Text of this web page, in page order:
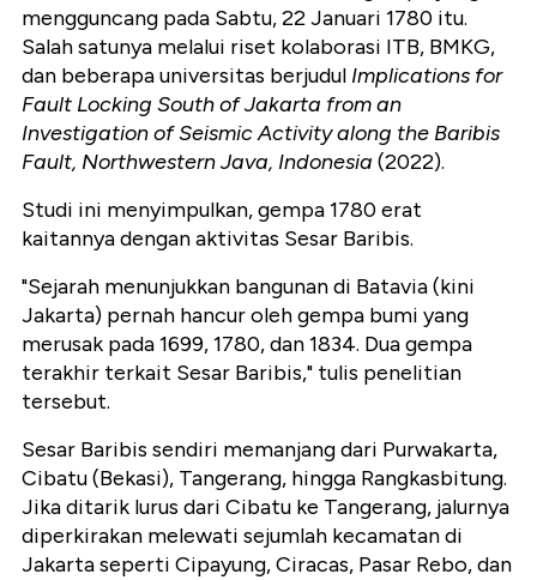
mengguncang pada Sabtu, 22 Januari 1780 itu.
Salah satunya melalui riset kolaborasi ITB, BMKG,
dan beberapa universitas berjudul Implications for
Fault Locking South of Jakarta from an
Investigation of Seismic Activity along the Baribis
Fault, Northwestern Java, Indonesia (2022).
Studi ini menyimpulkan, gempa 1780 erat
kaitannya dengan aktivitas Sesar Baribis.
"Sejarah menunjukkan bangunan di Batavia (kini
Jakarta) pernah hancur oleh gempa bumi yang
merusak pada 1699, 1780, dan 1834. Dua gempa
terakhir terkait Sesar Baribis," tulis penelitian
tersebut.
Sesar Baribis sendiri memanjang dari Purwakarta,
Cibatu (Bekasi), Tangerang, hingga Rangkasbitung.
Jika ditarik lurus dari Cibatu ke Tangerang, jalurnya
diperkirakan melewati sejumlah kecamatan di
Jakarta seperti Cipayung, Ciracas, Pasar Rebo, dan